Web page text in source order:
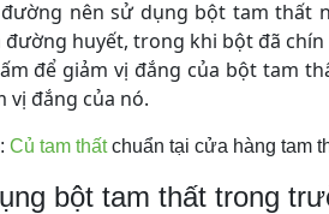
nên sử dụng bột tam thất
đường huyết, trong khi bột đã
để giảm vị đắng của bột tam
vị đắng của nó.
Củ tam thấtchuẩn tại cửa hàng tam
bột tam thất trong